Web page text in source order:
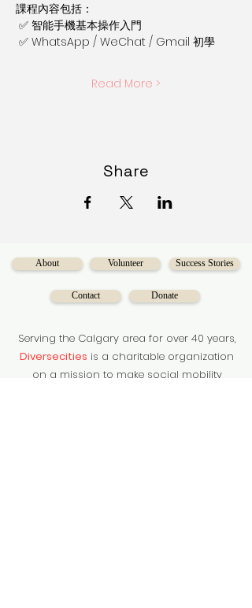
課程內容包括：
✅ 智能手機基本操作入門
✅ WhatsApp / WeChat / Gmail 初學
Read More >
Share
About Volunteer Success Stories
Contact Donate
Serving the Calgary area for over 40 years,
Diversecities is a charitable organization
on a mission to make social mobility